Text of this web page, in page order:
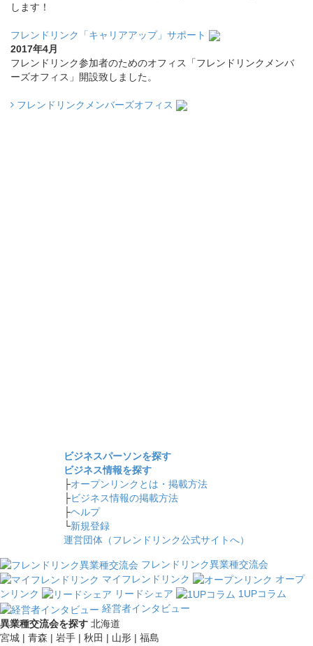
します！
フレンドリンク「キャリアアップ」サポート
2017年4月
フレンドリンク参加者のためのオフィス「フレンドリンクメンバ
ーズオフィス」開設致しました。
フレンドリンクメンバーズオフィス
ビジネスパーソンを探す
ビジネス情報を探す
├オープンリンクとは・掲載方法
├ビジネス情報の掲載方法
├ヘルプ
└新規登録
運営団体（フレンドリンク公式サイトへ）
フレンドリンク異業種交流会
マイフレンドリンク
オープ
ンリンク
リードシェア
1UPコラム
経営者インタビュー
異業種交流会を探す 北海道
宮城 | 青森 | 岩手 | 秋田 | 山形 | 福島